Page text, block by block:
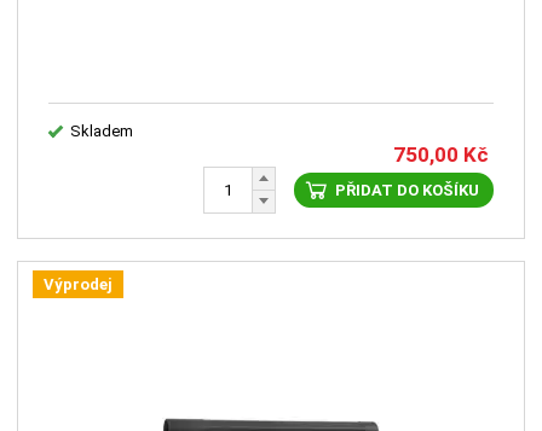
Skladem
750,00 Kč
PŘIDAT DO KOŠÍKU
Výprodej